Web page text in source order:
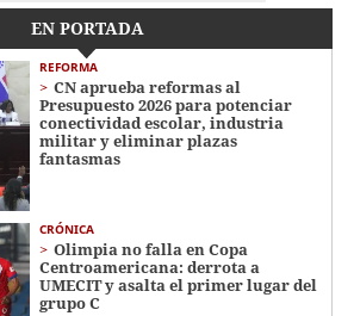
EN PORTADA
REFORMA
CN aprueba reformas al
Presupuesto 2026 para potenciar
conectividad escolar, industria
militar y eliminar plazas
fantasmas
CRÓNICA
Olimpia no falla en Copa
Centroamericana: derrota a
UMECIT y asalta el primer lugar del
grupo C